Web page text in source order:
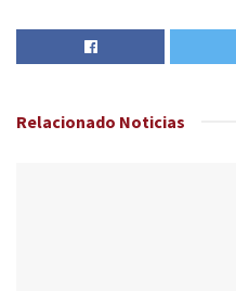
Relacionado Noticias